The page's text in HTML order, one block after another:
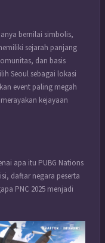
bernilai simbolis,
sejarah panjang
dan basis
Seoul sebagai lokasi
event paling megah
kejayaan
apa itu PUBG Nations
daftar negara peserta
PNC 2025 menjadi